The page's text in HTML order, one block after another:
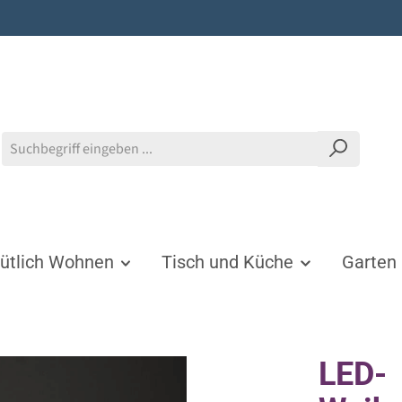
Wohnen Tisch und Küche Garten
LED-